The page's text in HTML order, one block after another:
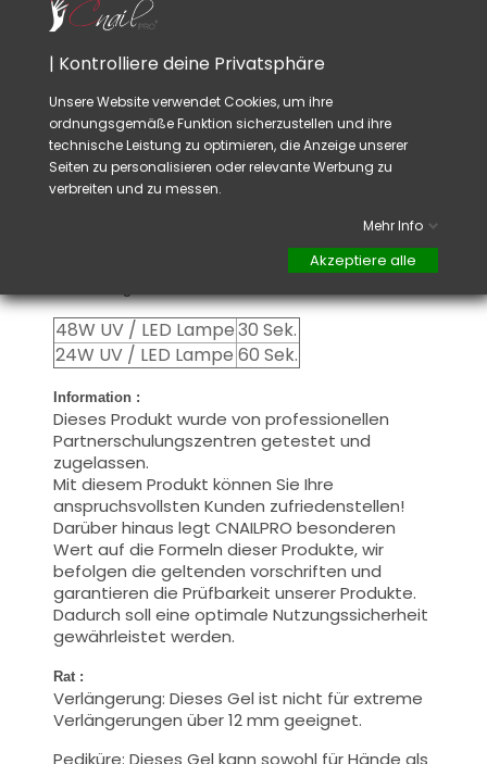
Kohäsionsschicht: Wenn Ihr Apex nach dem
aufbauen unvollkommenheiten aufweist,
entfetten Sie die Kohäsionsschicht vor dem
Feilen, um die gewünschte Form
wiederherzustellen, und fahren Sie mit dem
von Ihnen gewählten Installationsprotokoll fort.
Die Kohäsionsschicht, eine klebrige Schicht
nach dem Durchlaufen einer UV-Lampe, sollte
bei perfekter Ummantelung nicht entfernt
nächsten Schicht des von Ihnen gewählten
48W UV / LED Lampe30 Sek.
24W UV / LED Lampe 60 Sek.
Information :
Dieses Produkt wurde von professionellen
Partnerschulungszentren getestet und
zugelassen.
Mit diesem Produkt können Sie Ihre
anspruchsvollsten Kunden zufriedenstellen!
Darüber hinaus legt CNAILPRO besonderen
Wert auf die Formeln dieser Produkte, wir
befolgen die geltenden vorschriften und
garantieren die Prüfbarkeit unserer Produkte.
Dadurch soll eine optimale Nutzungssicherheit
gewährleistet werden.
Rat :
Verlängerung: Dieses Gel ist nicht für extreme
Verlängerungen über 12 mm geeignet.
Pediküre: Dieses Gel kann sowohl für Hände als
| Kontrolliere deine Privatsphäre
Unsere Website verwendet Cookies, um ihre
ordnungsgemäße Funktion sicherzustellen und ihre
technische Leistung zu optimieren, die Anzeige unserer
Seiten zu personalisieren oder relevante Werbung zu
verbreiten und zu messen.
Mehr Info
Akzeptiere alle